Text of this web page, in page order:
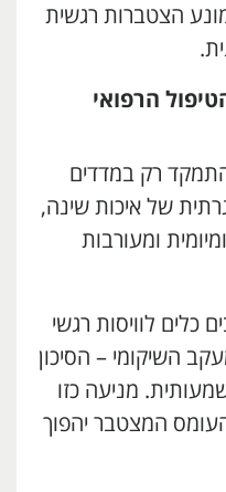
הצטברות רגשית
הרפואי
רק במדדים
של איכות שינה,
ומעורבות
כלים לוויסות רגשי
השיקומי – הסיכון
מניעה כזו
המצטבר יהפוך